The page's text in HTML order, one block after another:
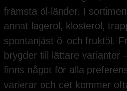
främsta öl-länder. I
annat lageröl, klosteröl,
spontanjäst öl och fruktöl.
brygder till lättare varianter
finns något för alla
varierar och det kommer